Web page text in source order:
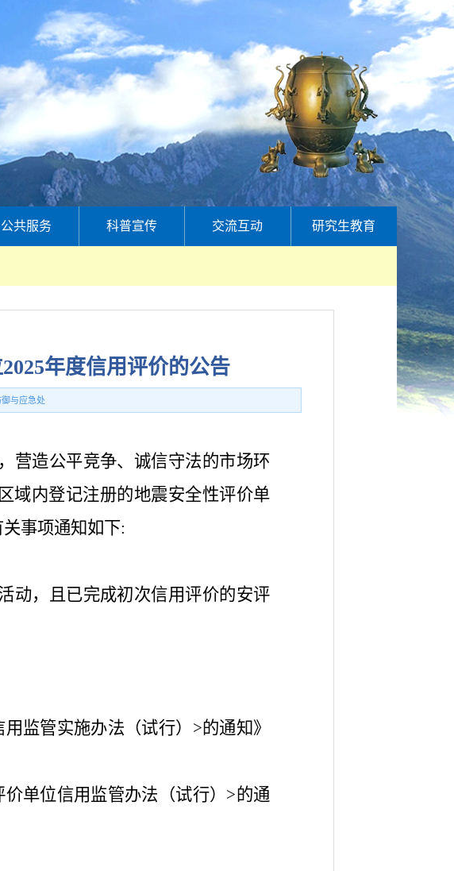
公共服务 科普宣传 交流互动 研究生教育
年度信用评价的公告
御与应急处
营造公平竞争、诚信守法的市场环
域内登记注册的地震安全性评价单
事项通知如下:
动，且已完成初次信用评价的安评
监管实施办法（试行）>的通知》
单位信用监管办法（试行）>的通